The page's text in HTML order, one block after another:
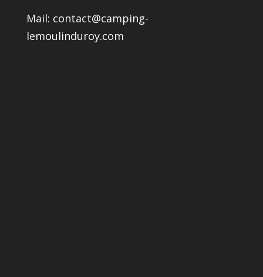
Mail: contact@camping-
lemoulinduroy.com